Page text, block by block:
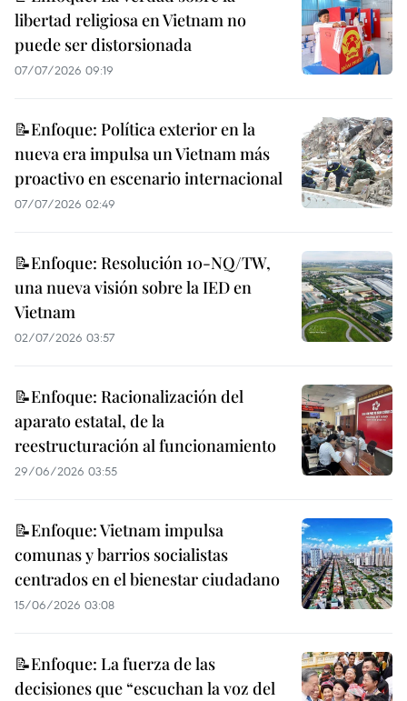
libertad religiosa en Vietnam no
puede ser distorsionada
07/07/2026 09:19
📝Enfoque: Política exterior en la
nueva era impulsa un Vietnam más
proactivo en escenario internacional
07/07/2026 02:49
📝Enfoque: Resolución 10-NQ/TW,
una nueva visión sobre la IED en
Vietnam
02/07/2026 03:57
📝Enfoque: Racionalización del
aparato estatal, de la
reestructuración al funcionamiento
29/06/2026 03:55
📝Enfoque: Vietnam impulsa
comunas y barrios socialistas
centrados en el bienestar ciudadano
15/06/2026 03:08
📝Enfoque: La fuerza de las
decisiones que “escuchan la voz del